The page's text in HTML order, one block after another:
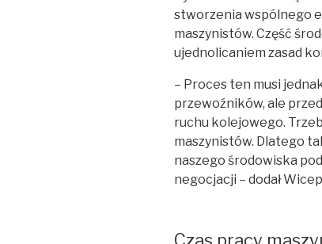
stworzenia wspólnego
maszynistów. Część
ujednolicaniem zasad
– Proces ten musi
przewoźników, ale
ruchu kolejowego.
maszynistów. Dlatego
naszego środowiska
negocjacji – dodał
Czas pracy